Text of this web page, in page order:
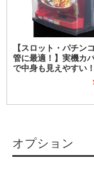
【スロット・パチン
管に最適！】実機カ
で中身も見えやすい！
オプション